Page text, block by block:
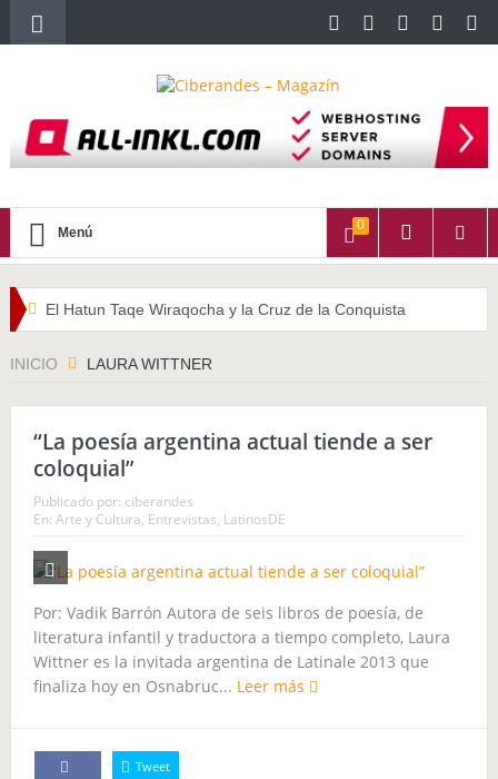
Menú 0
El Hatun Taqe Wiraqocha y la Cruz de la Conquista
La importancia del cabello largo en las culturas indígenas
americanas
El soldado soviético La Semilla maldita
El Último Hielero Ceremonia de Pago al Apu Qoyllority
El 2015 económico para Sudamérica
MARCHANDO, el camino de los pueblos
INICIO LAURA WITTNER
“La poesía argentina actual tiende a ser
coloquial”
Publicado por: ciberandes
En: Arte y Cultura, Entrevistas, LatinosDE
Por: Vadik Barrón Autora de seis libros de poesía, de
literatura infantil y traductora a tiempo completo, Laura
Wittner es la invitada argentina de Latinale 2013 que
finaliza hoy en Osnabruc... Leer más
Tweet